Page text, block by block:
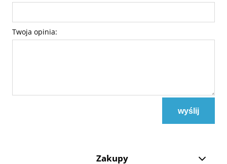
Twoja opinia:
wyślij
Zakupy